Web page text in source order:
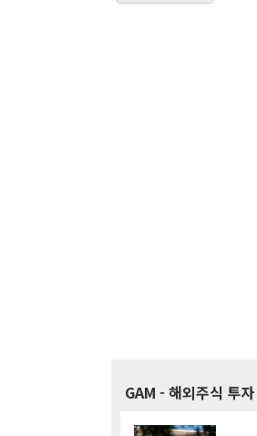
GAM - 해외주식 투